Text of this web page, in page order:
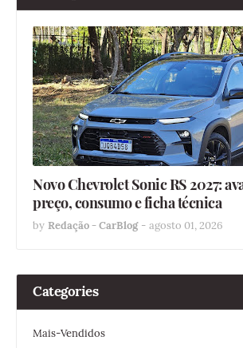
Novo Chevrolet Sonic RS 2027:
preço, consumo e ficha técnica
by Redação - CarBlog - agosto 01, 2026
Categories
Mais-Vendidos